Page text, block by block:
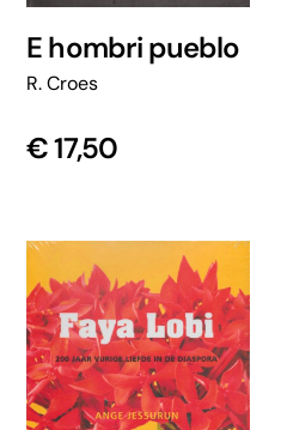
E hombri pueblo
R. Croes
€17,50